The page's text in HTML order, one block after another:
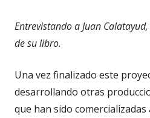
Entrevistando a Juan
de su libro.
Una vez finalizado este
desarrollando otras
que han sido